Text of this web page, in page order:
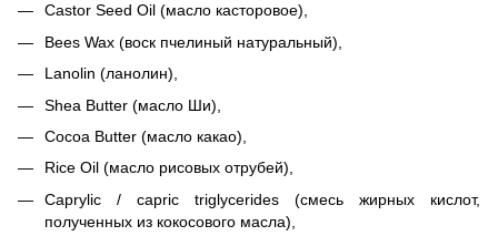
Castor Seed Oil (масло касторовое),
Bees Wax (воск пчелиный натуральный),
Lanolin (ланолин),
Shea Butter (масло Ши),
Cocoa Butter (масло какао),
Rice Oil (масло рисовых отрубей),
Caprylic / capric triglycerides (смесь жирных кислот,
полученных из кокосового масла),